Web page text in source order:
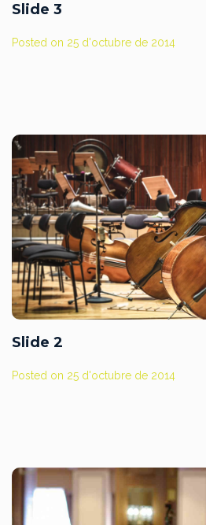
Slide 3
Posted on 25 d'octubre de 2014
Slide 2
Posted on 25 d'octubre de 2014